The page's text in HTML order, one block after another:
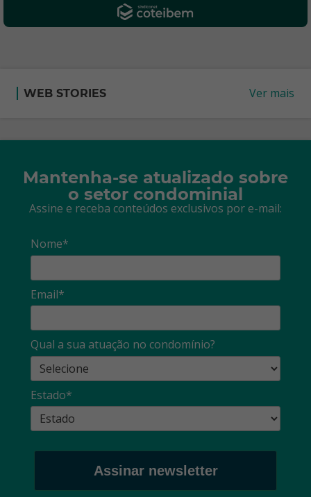
WEB STORIES Ver mais
Mantenha-se atualizado sobre
o setor condominial
Assine e receba conteúdos exclusivos por e-mail:
Nome*
Email*
Qual a sua atuação no condomínio?
Estado*
Assinar newsletter